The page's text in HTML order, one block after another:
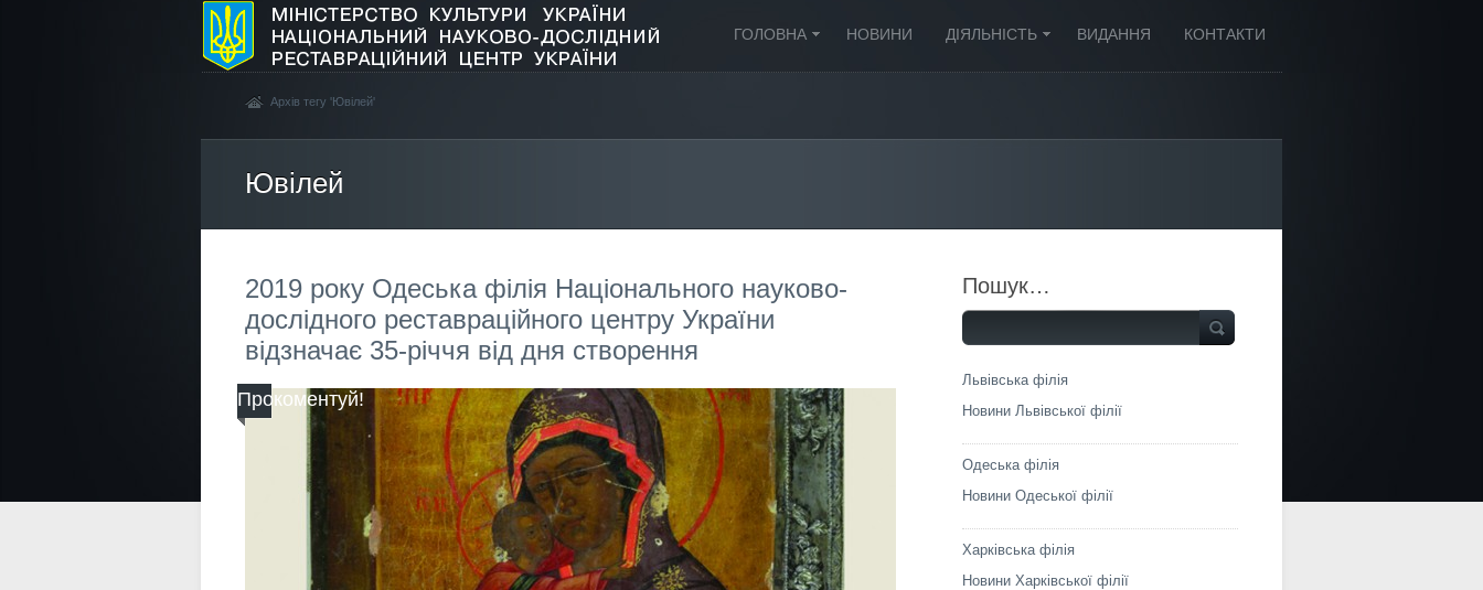
ГОЛОВНА НОВИНИ ДІЯЛЬНІСТЬ ВИДАННЯ КОНТАКТИ
Архів тегу 'Ювілей'
Ювілей
2019 року Одеська філія Національного науково-
дослідного реставраційного центру України
відзначає 35-річчя від дня створення
Прокоментуй!
Пошук…
Львівська філія
Новини Львівської філії
Одеська філія
Новини Одеської філії
Харківська філія
Новини Харківської філії